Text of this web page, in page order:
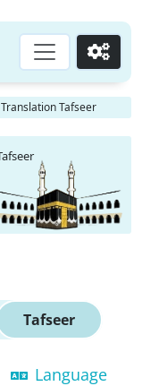
Go
Tafseer
Tafseer
Language